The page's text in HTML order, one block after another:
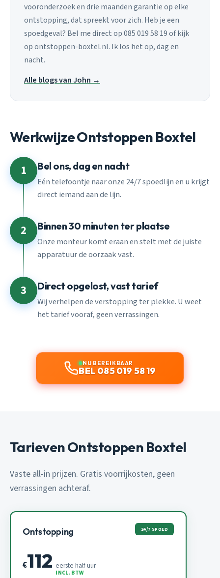
vooronderzoek en drie maanden garantie op elke
ontstopping, dat spreekt voor zich. Heb je een
spoedgeval? Bel me direct op 085 019 58 19 of kijk
op ontstoppen-boxtel.nl. Ik los het op, dag en
nacht.
Alle blogs van John →
Werkwijze Ontstoppen Boxtel
1 Bel ons, dag en nacht
Eén telefoontje naar onze 24/7 spoedlijn en u krijgt
direct iemand aan de lijn.
2 Binnen 30 minuten ter plaatse
Onze monteur komt eraan en stelt met de juiste
apparatuur de oorzaak vast.
3 Direct opgelost, vast tarief
Wij verhelpen de verstopping ter plekke. U weet
het tarief vooraf, geen verrassingen.
NU BEREIKBAAR
BEL 085 019 58 19
Tarieven Ontstoppen Boxtel
Vaste all-in prijzen. Gratis voorrijkosten, geen
verrassingen achteraf.
Ontstopping 24/7 SPOED
€112 eerste half uur
INCL. BTW